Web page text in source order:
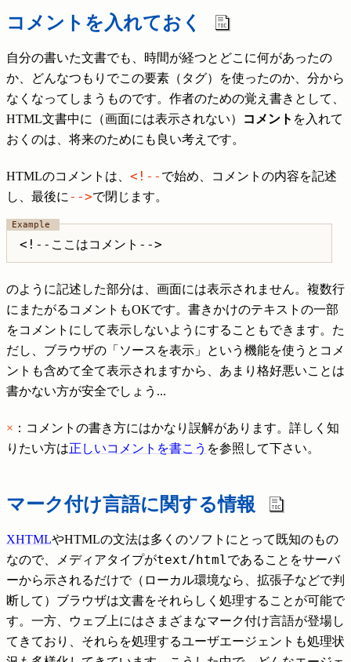
コメントを入れておく
自分の書いた文書でも、時間が経つとどこに何があったの
か、どんなつもりでこの要素（タグ）を使ったのか、分から
なくなってしまうものです。作者のための覚え書きとして、
HTML文書中に（画面には表示されない）
コメント を入れて
おくのは、将来のためにも良い考えです。
HTMLのコメントは、 <!-- で始め、コメントの内容を記述
し、最後に -->で閉じます。
<!--ここはコメント-->
のように記述した部分は、画面には表示されません。複数行
にまたがるコメントもOKです。書きかけのテキストの一部
をコメントにして表示しないようにすることもできます。た
だし、ブラウザの「ソースを表示」という機能を使うとコメ
ントも含めて全て表示されますから、あまり格好悪いことは
書かない方が安全でしょう...
× ：コメントの書き方にはかなり誤解があります。詳しく知
りたい方は正しいコメントを書こう を参照して下さい。
マーク付け言語に関する情報
XHTMLやHTMLの文法は多くのソフトにとって既知のもの
なので、メディアタイプがtext/html であることをサーバ
ーから示されるだけで（ローカル環境なら、拡張子などで判
断して）ブラウザは文書をそれらしく処理することが可能で
す。一方、ウェブ上にはさまざまなマーク付け言語が登場し
てきており、それらを処理するユーザエージェントも処理状